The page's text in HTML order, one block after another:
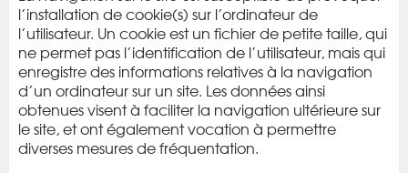
l’installation de cookie(s) sur l’ordinateur de
l’utilisateur. Un cookie est un fichier de petite taille, qui
ne permet pas l’identification de l’utilisateur, mais qui
enregistre des informations relatives à la navigation
d’un ordinateur sur un site. Les données ainsi
obtenues visent à faciliter la navigation ultérieure sur
le site, et ont également vocation à permettre
diverses mesures de fréquentation.